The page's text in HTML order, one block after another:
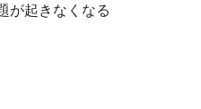
が起きなくなる